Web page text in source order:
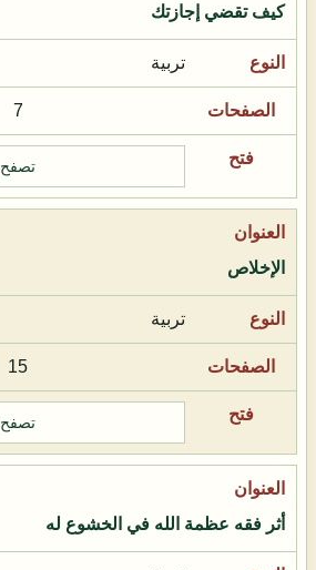
كيف تقضي إجازتك
تربية
7
تصفح
الإخلاص
تربية
15
تصفح
أثر فقه عظمة الله في الخشوع له